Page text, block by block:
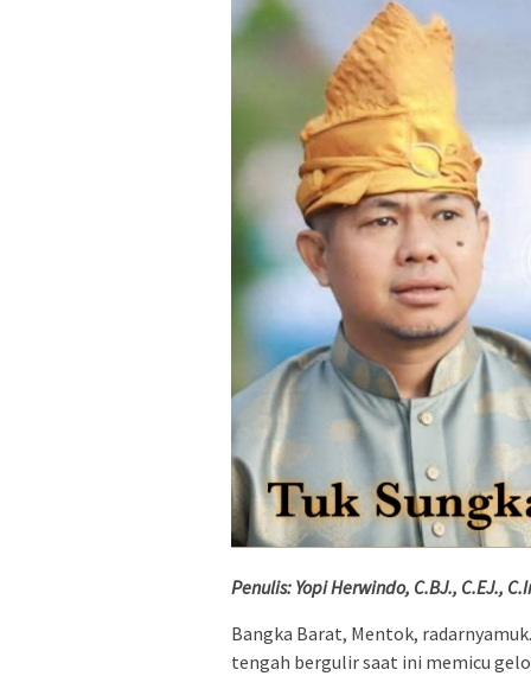
Penulis: Yopi Herwindo, C.BJ., C.EJ.,
Bangka Barat, Mentok,
tengah bergulir saat ini memicu